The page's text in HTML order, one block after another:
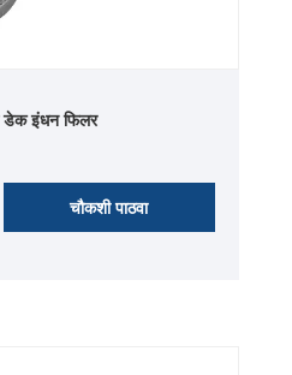
डेक इंधन फिलर
चौकशी पाठवा